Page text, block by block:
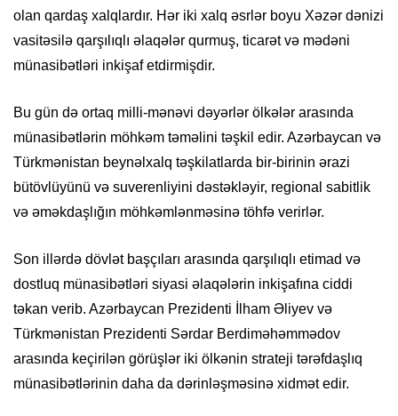
olan qardaş xalqlardır. Hər iki xalq əsrlər boyu Xəzər dənizi
vasitəsilə qarşılıqlı əlaqələr qurmuş, ticarət və mədəni
münasibətləri inkişaf etdirmişdir.
Bu gün də ortaq milli-mənəvi dəyərlər ölkələr arasında
münasibətlərin möhkəm təməlini təşkil edir. Azərbaycan və
Türkmənistan beynəlxalq təşkilatlarda bir-birinin ərazi
bütövlüyünü və suverenliyini dəstəkləyir, regional sabitlik
və əməkdaşlığın möhkəmlənməsinə töhfə verirlər.
Son illərdə dövlət başçıları arasında qarşılıqlı etimad və
dostluq münasibətləri siyasi əlaqələrin inkişafına ciddi
təkan verib. Azərbaycan Prezidenti İlham Əliyev və
Türkmənistan Prezidenti Sərdar Berdiməhəmmədov
arasında keçirilən görüşlər iki ölkənin strateji tərəfdaşlıq
münasibətlərinin daha da dərinləşməsinə xidmət edir.